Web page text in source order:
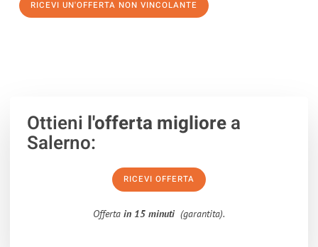
RICEVI UN'OFFERTA NON VINCOLANTE
Ottieni l'offerta migliorea
Salerno:
RICEVI OFFERTA
Offerta in 15 minuti (garantita).